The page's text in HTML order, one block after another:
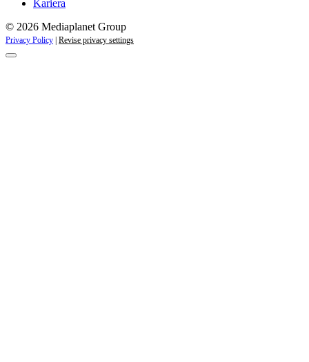
Kariera
© 2026 Mediaplanet Group
Privacy Policy Revise privacy settings